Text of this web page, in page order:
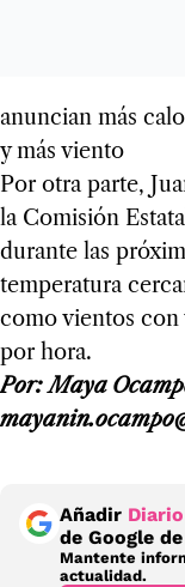
anuncian más
y más viento
Por otra parte,
la Comisión
durante las
temperatura
como vientos con
por hora.
Por: Maya
Añadir
de Google
Mantente
actualidad.